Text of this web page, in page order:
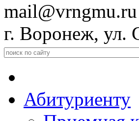
mail@vrngmu.ru
г. Воронеж, ул.
Абитуриенту